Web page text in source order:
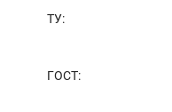
ТУ:
ГОСТ: